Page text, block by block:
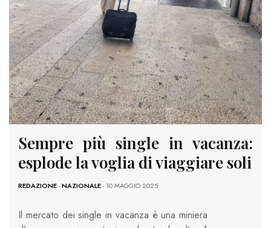
Sempre più single in vacanza:
esplode la voglia di viaggiare soli
REDAZIONE-NAZIONALE- 10 MAGGIO 2025
Il mercato dei single in vacanza è una miniera